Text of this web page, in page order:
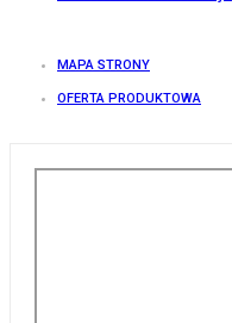
MAPA STRONY
OFERTA PRODUKTOWA